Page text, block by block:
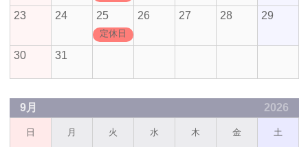
23 24 25
定休日
26 27 28 29
30 31
9月 2026
日 月 火 水 木 金 土